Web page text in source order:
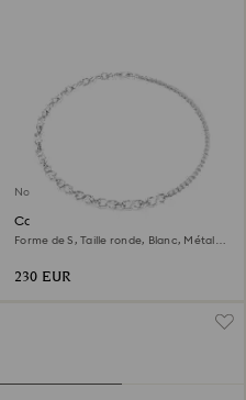
Nouveau
Collier Matrix
Forme de S, Taille ronde, Blanc, Métal
230 EUR